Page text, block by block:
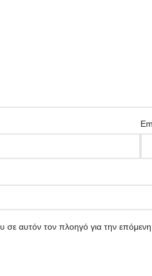
σε αυτόν τον πλοηγό για την